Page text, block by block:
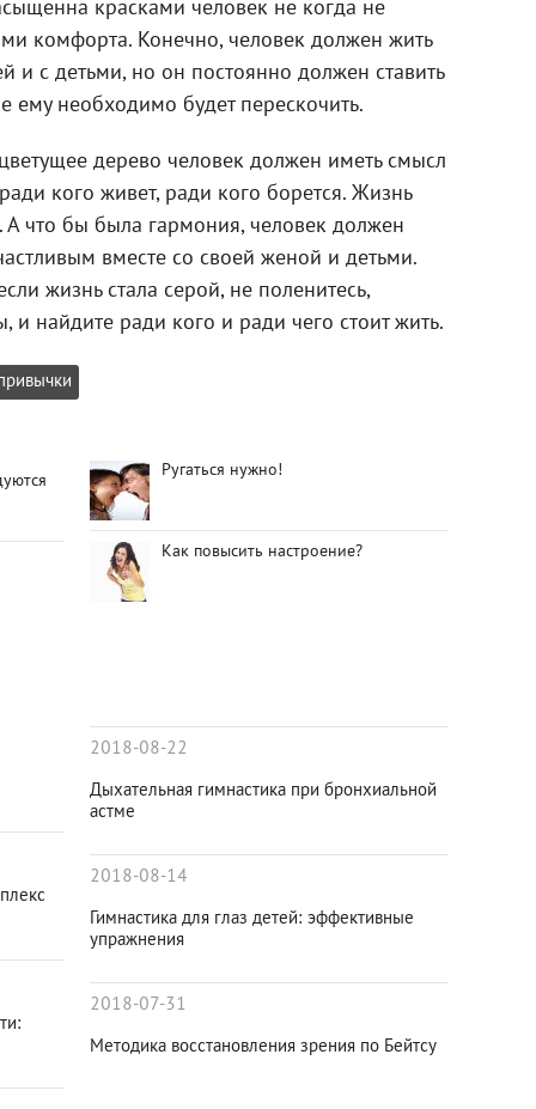
красками человек не когда не
комфорта. Конечно, человек должен жить
и с детьми, но он постоянно должен ставить
ему необходимо будет перескочить.
дерево человек должен иметь смысл
кого живет, ради кого борется. Жизнь
А что бы была гармония, человек должен
вместе со своей женой и детьми.
жизнь стала серой, не поленитесь,
и найдите ради кого и ради чего стоит жить.
Ругаться нужно!
Как повысить настроение?
2018-08-22
Дыхательная гимнастика при бронхиальной
астме
2018-08-14
Гимнастика для глаз детей: эффективные
упражнения
2018-07-31
Методика восстановления зрения по Бейтсу